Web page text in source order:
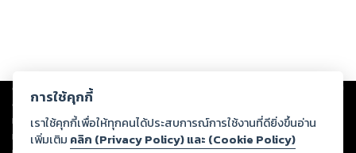
Copyright © 2026
ต่อผลงานหรือเนื้อหาใดที่อัปโหลดผ่านเว็บไซต์และปรากฏว่าละเมิดสิทธิใน
ทรัพย์สินทางปัญญาของบุคคลอื่นหรือขัดต่อกฎหมายและศีลธรรม ดังนั้น ผู้อ่าน
ทุกท่านโปรดใช้วิจารณญาณในการกลั่นกรองด้วยตนเอง และหากท่านพบว่าส่วน
การใช้คุกกี้
เราใช้คุกกี้เพื่อให้ทุกคนได้ประสบการณ์การใช้งานที่ดียิ่งขึ้นอ่าน
เพิ่มเติม คลิก (Privacy Policy) และ (Cookie Policy)